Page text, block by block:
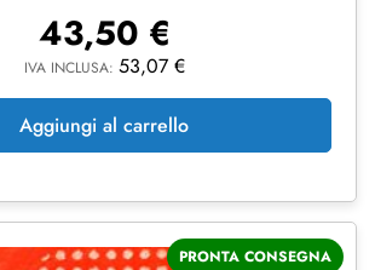
43,50 €
IVA INCLUSA: 53,07 €
Aggiungi al carrello
PRONTA CONSEGNA